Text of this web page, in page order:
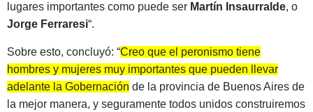
lugares importantes como puede ser Martín Insaurralde, o
Jorge Ferraresi“.
Sobre esto, concluyó: “Creo que el peronismo tiene
hombres y mujeres muy importantes que pueden llevar
adelante la Gobernación de la provincia de Buenos Aires de
la mejor manera, y seguramente todos unidos construiremos